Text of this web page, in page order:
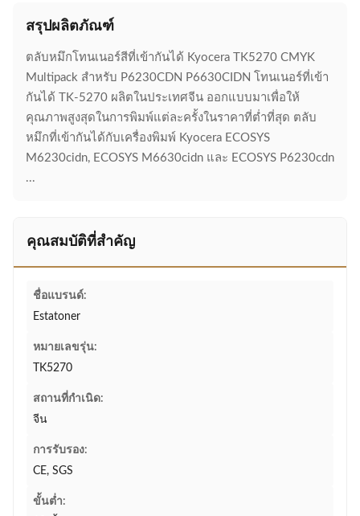
สรุปผลิตภัณฑ์
ตลับหมึกโทนเนอร์สีที่เข้ากันได้ Kyocera TK5270 CMYK
Multipack สำหรับ P6230CDN P6630CIDN โทนเนอร์ที่เข้า
กันได้ TK-5270 ผลิตในประเทศจีน ออกแบบมาเพื่อให้
คุณภาพสูงสุดในการพิมพ์แต่ละครั้งในราคาที่ต่ำที่สุด ตลับ
หมึกที่เข้ากันได้กับเครื่องพิมพ์ Kyocera ECOSYS
M6230cidn, ECOSYS M6630cidn และ ECOSYS P6230cdn
...
คุณสมบัติที่สำคัญ
ชื่อแบรนด์:
Estatoner
หมายเลขรุ่น:
TK5270
สถานที่กำเนิด:
จีน
การรับรอง:
CE, SGS
ขั้นต่ำ: